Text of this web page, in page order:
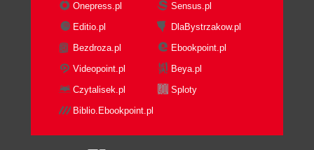
Onepress.pl
Sensus.pl
Editio.pl
DlaBystrzakow.pl
Bezdroza.pl
Ebookpoint.pl
Videopoint.pl
Beya.pl
Czytalisek.pl
Sploty
Biblio.Ebookpoint.pl